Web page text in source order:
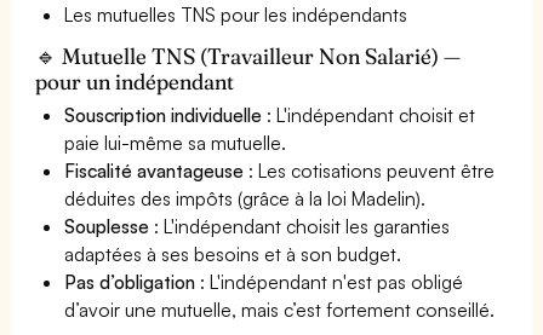
Les mutuelles TNS pour les indépendants
🔹 Mutuelle TNS (Travailleur Non Salarié) —
pour un indépendant
Souscription individuelle : L'indépendant choisit et
paie lui-même sa mutuelle.
Fiscalité avantageuse : Les cotisations peuvent être
déduites des impôts (grâce à la loi Madelin).
Souplesse : L'indépendant choisit les garanties
adaptées à ses besoins et à son budget.
Pas d’obligation : L'indépendant n'est pas obligé
d’avoir une mutuelle, mais c’est fortement conseillé.